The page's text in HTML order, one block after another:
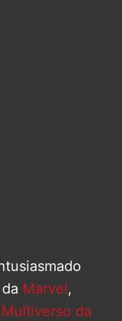
Marvel,
da